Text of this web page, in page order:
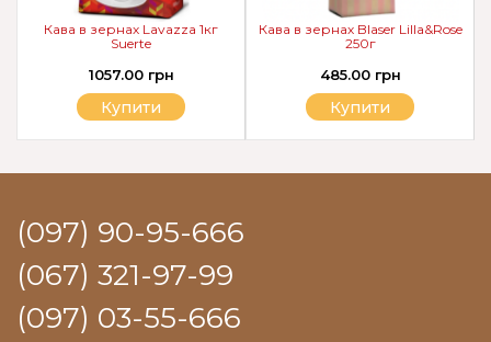
Кава в зернах Blaser Lilla&Rose
250г
485.00 грн
Купити
Кава в зернах Lavazza 1кг
Suerte
1057.00 грн
Купити
(097) 90-95-666
(067) 321-97-99
(097) 03-55-666